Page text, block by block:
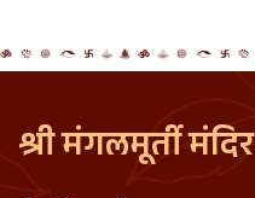
श्री मंगलमूर्ती मंदिर